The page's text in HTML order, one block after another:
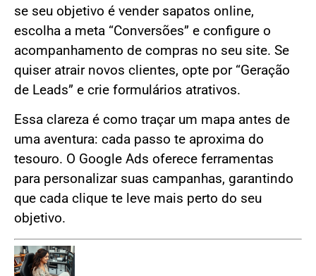
se seu objetivo é vender sapatos online,
escolha a meta “Conversões” e configure o
acompanhamento de compras no seu site. Se
quiser atrair novos clientes, opte por “Geração
de Leads” e crie formulários atrativos.
Essa clareza é como traçar um mapa antes de
uma aventura: cada passo te aproxima do
tesouro. O Google Ads oferece ferramentas
para personalizar suas campanhas, garantindo
que cada clique te leve mais perto do seu
objetivo.